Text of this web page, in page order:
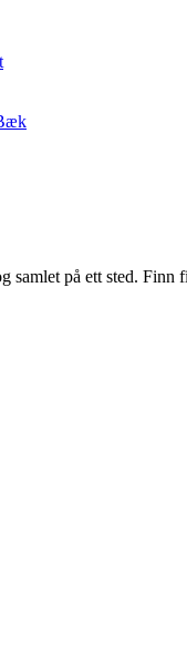
samlet på ett sted. Finn